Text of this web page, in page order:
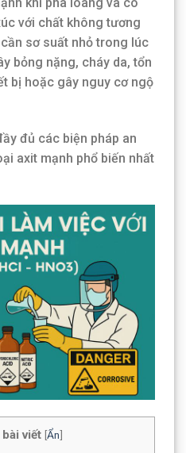
với chất không tương
sơ suất nhỏ trong lúc
bỏng nặng, cháy da, tổn
bị hoặc gây nguy cơ ngộ
đủ các biện pháp an
axit mạnh phổ biến nhất
viết [Ẩn]